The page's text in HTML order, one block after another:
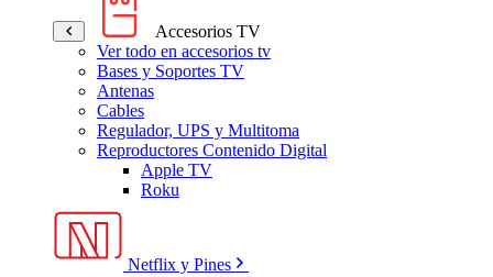
Accesorios TV
Ver todo en accesorios tv
Bases y Soportes TV
Antenas
Cables
Regulador, UPS y Multitoma
Reproductores Contenido Digital
Apple TV
Roku
Netflix y Pines